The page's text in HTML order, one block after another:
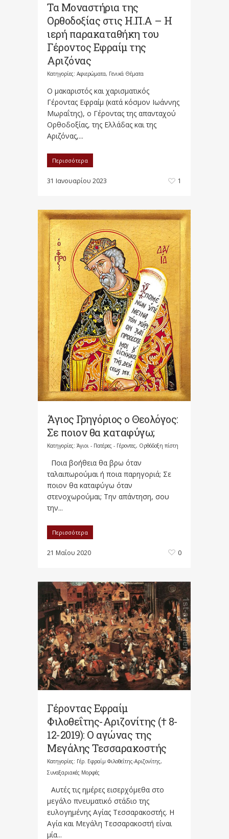
Τα Μοναστήρια της
Ορθοδοξίας στις Η.Π.Α – Η
ιερή παρακαταθήκη του
Γέροντος Εφραίμ της
Αριζόνας
Κατηγορίες: Αφιερώματα, Γενικά Θέματα
Ο μακαριστός και χαρισματικός
Γέροντας Εφραίμ (κατά κόσμον Ιωάννης
Μωραΐτης), ο Γέροντας της απανταχού
Ορθοδοξίας, της Ελλάδας και της
Αριζόνας,...
Περισσότερα
31 Ιανουαρίου 2023 1
Άγιος Γρηγόριος ο Θεολόγος:
Σε ποιον θα καταφύγω;
Κατηγορίες: Άγιοι - Πατέρες - Γέροντες, Ορθόδοξη πίστη
Ποια βοήθεια θα βρω όταν
ταλαιπωρούμαι ή ποια παρηγοριά; Σε
ποιον θα καταφύγω όταν
στενοχωρούμαι; Την απάντηση, σου
την...
Περισσότερα
21 Μαΐου 2020 0
Γέροντας Εφραίμ
Φιλοθεΐτης-Αριζονίτης († 8-
12-2019): Ο αγώνας της
Μεγάλης Τεσσαρακοστής
Κατηγορίες: Γέρ. Εφραίμ Φιλοθεΐτης-Αριζονίτης,
Συναξαριακές Μορφές
Αυτές τις ημέρες εισερχόμεθα στο
μεγάλο πνευμα­τικό στάδιο της
ευλογημένης Αγίας Τεσσαρακοστής. Η
Αγία και Μεγάλη Τεσσαρακοστή είναι
μία...